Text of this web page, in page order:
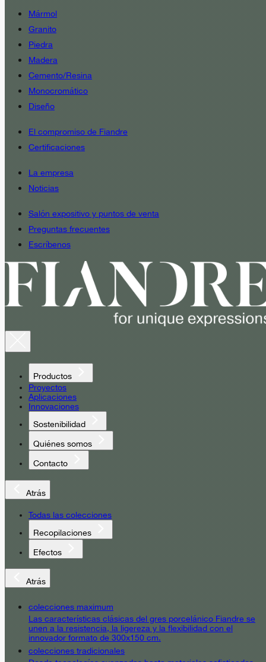
Mármol
Granito
Piedra
Madera
Cemento/Resina
Monocromático
Diseño
El compromiso de Fiandre
Certificaciones
La empresa
Noticias
Salón expositivo y puntos de venta
Preguntas frecuentes
Escríbenos
Productos
Proyectos
Aplicaciones
Innovaciones
Sostenibilidad
Quiénes somos
Contacto
Atrás
Todas las colecciones
Recopilaciones
Efectos
Atrás
colecciones maximum
Las características clásicas del gres porcelánico Fiandre se
unen a la resistencia, la ligereza y la flexibilidad con el
innovador formato de 300x150 cm.
colecciones tradicionales